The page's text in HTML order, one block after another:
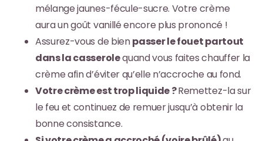
mélange jaunes-fécule-sucre. Votre crème
aura un goût vanillé encore plus prononcé !
Assurez-vous de bienpasser le fouet partout
dans la casserolequand vous faites chauffer la
crème afin d’éviter qu’elle n’accroche au fond.
Votre crème est trop liquide ?Remettez-la sur
le feu et continuez de remuer jusqu’à obtenir la
bonne consistance.